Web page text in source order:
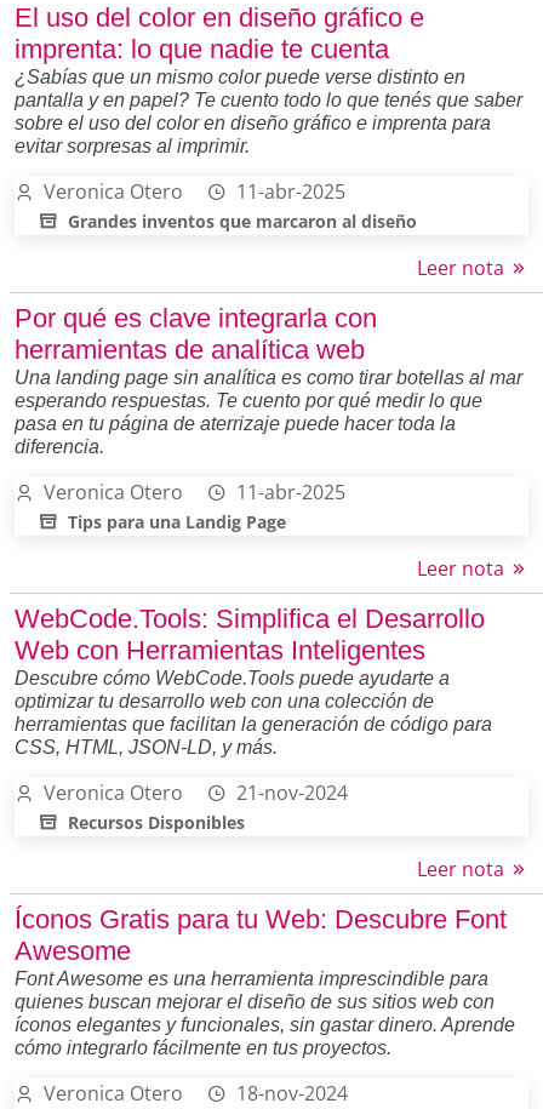
El uso del color en diseño gráfico e
imprenta: lo que nadie te cuenta
¿Sabías que un mismo color puede verse distinto en
pantalla y en papel? Te cuento todo lo que tenés que saber
sobre el uso del color en diseño gráfico e imprenta para
evitar sorpresas al imprimir.
Veronica Otero 11-abr-2025
Grandes inventos que marcaron al diseño
Leer nota
Por qué es clave integrarla con
herramientas de analítica web
Una landing page sin analítica es como tirar botellas al mar
esperando respuestas. Te cuento por qué medir lo que
pasa en tu página de aterrizaje puede hacer toda la
diferencia.
Veronica Otero 11-abr-2025
Tips para una Landig Page
Leer nota
WebCode.Tools: Simplifica el Desarrollo
Web con Herramientas Inteligentes
Descubre cómo WebCode.Tools puede ayudarte a
optimizar tu desarrollo web con una colección de
herramientas que facilitan la generación de código para
CSS, HTML, JSON-LD, y más.
Veronica Otero 21-nov-2024
Recursos Disponibles
Leer nota
Íconos Gratis para tu Web: Descubre Font
Awesome
Font Awesome es una herramienta imprescindible para
quienes buscan mejorar el diseño de sus sitios web con
íconos elegantes y funcionales, sin gastar dinero. Aprende
cómo integrarlo fácilmente en tus proyectos.
Veronica Otero 18-nov-2024